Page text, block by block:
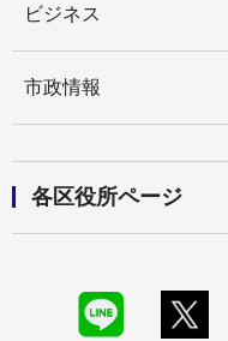
ビジネス
市政情報
各区役所ページ